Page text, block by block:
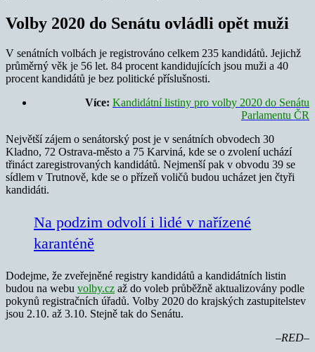
Volby 2020 do Senátu ovládli opět muži
V senátních volbách je registrováno celkem 235 kandidátů. Jejichž
průměrný věk je 56 let. 84 procent kandidujících jsou muži a 40
procent kandidátů je bez politické příslušnosti.
Více: Kandidátní listiny pro volby 2020 do Senátu
Parlamentu ČR
Největší zájem o senátorský post je v senátních obvodech 30
Kladno, 72 Ostrava-město a 75 Karviná, kde se o zvolení uchází
třináct zaregistrovaných kandidátů. Nejmenší pak v obvodu 39 se
sídlem v Trutnově, kde se o přízeň voličů budou ucházet jen čtyři
kandidáti.
Na podzim odvolí i lidé v nařízené
karanténě
Dodejme, že zveřejněné registry kandidátů a kandidátních listin
budou na webu volby.cz až do voleb průběžně aktualizovány podle
pokynů registračních úřadů. Volby 2020 do krajských zastupitelstev
jsou 2.10. až 3.10. Stejně tak do Senátu.
–RED–